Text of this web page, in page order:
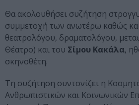
Θα ακολουθήσει συζήτηση
συμμετοχή των ανωτέρω καθώς
θεατρολόγου, δραματολόγου,
Θέατρο) και του Σίμου Κακάλα,
σκηνοθέτη.
Τη συζήτηση συντονίζει η
Ανθρωπιστικών και Κοινωνικών